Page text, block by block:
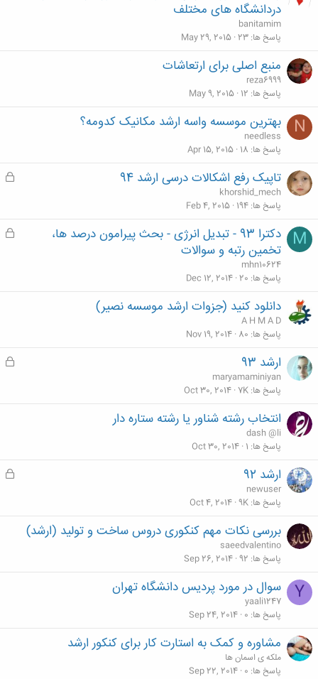
دردانشگاه های مختلف
banitamim
پاسخ ها 23
May 29, 2015
منبع اصلی برای ارتعاشات
reza6999
پاسخ ها 12
May 9, 2015
N بهترین موسسه واسه ارشد مکانیک کدومه؟
needless
پاسخ ها 18
Apr 15, 2015
ق
د
تاپیک رفع اشکالات درسی ارشد 94
khorshid_mech
پاسخ ها 194
Feb 4, 2015
M
ق
دکترا 93 - تبدیل انرژی - بحث پیرامون درصد ها،
تخمین رتبه و سوالات
mhn10624
پاسخ ها 20
Dec 12, 2014
دانلود کنید (جزوات ارشد موسسه نصیر)
A H M A D
پاسخ ها 80
Nov 19, 2014
ق
ارشد 93
maryamaminiyan
پاسخ ها 7K
Oct 30, 2014
انتخاب رشته شناور یا رشته ستاره دار
dash @li
پاسخ ها 1
Oct 30, 2014
ق
ارشد 92
newuser
پاسخ ها 9K
Oct 4, 2014
بررسی نکات مهم کنکوری دروس ساخت و تولید (ارشد)
saeedvalentino
پاسخ ها 92
Sep 26, 2014
Y سوال در مورد پردیس دانشگاه تهران
yaali1247
پاسخ ها 0
Sep 24, 2014
مشاوره و کمک به استارت کار برای کنکور ارشد
ملکه ی اسمان ها
پاسخ ها 0
Sep 22, 2014